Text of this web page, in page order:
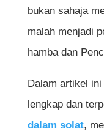
bukan sahaja
malah menjadi
hamba dan
Dalam artikel
lengkap dan
dalam solat,